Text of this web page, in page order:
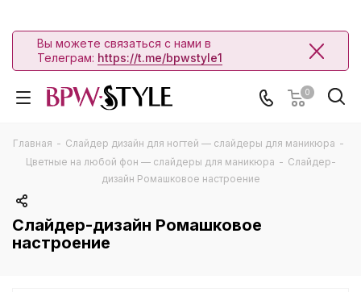
Вы можете связаться с нами в
Телеграм: https://t.me/bpwstyle1
0
Главная - Слайдер дизайн для ногтей — слайдеры для маникюра -
Цветные на любой фон — слайдеры для маникюра - Слайдер-
дизайн Ромашковое настроение
Слайдер-дизайн Ромашковое
настроение